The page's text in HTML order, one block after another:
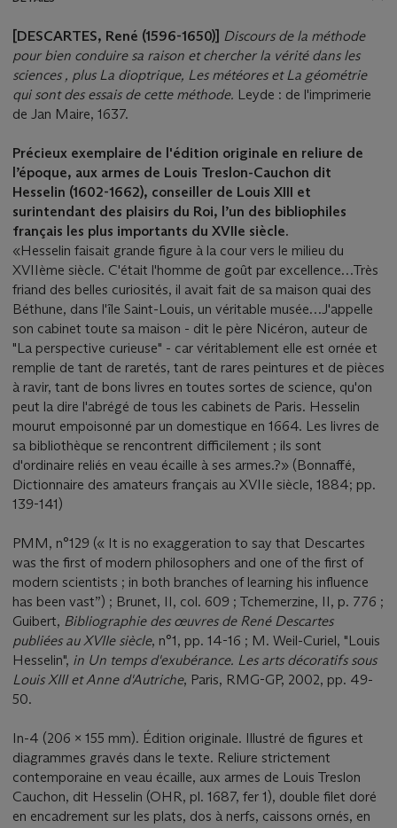
[DESCARTES, René (1596-1650)] Discours de la méthode
pour bien conduire sa raison et chercher la vérité dans les
sciences , plus La dioptrique, Les météores et La géométrie
qui sont des essais de cette méthode. Leyde : de l'imprimerie
de Jan Maire, 1637.
Précieux exemplaire de l'édition originale en reliure de
l’époque, aux armes de Louis Treslon-Cauchon dit
Hesselin (1602-1662), conseiller de Louis XIII et
surintendant des plaisirs du Roi, l’un des bibliophiles
français les plus importants du XVIIe siècle.
«Hesselin faisait grande figure à la cour vers le milieu du
XVIIème siècle. C'était l'homme de goût par excellence…Très
friand des belles curiosités, il avait fait de sa maison quai des
Béthune, dans l'île Saint-Louis, un véritable musée…J'appelle
son cabinet toute sa maison - dit le père Nicéron, auteur de
"La perspective curieuse" - car véritablement elle est ornée et
remplie de tant de raretés, tant de rares peintures et de pièces
à ravir, tant de bons livres en toutes sortes de science, qu'on
peut la dire l'abrégé de tous les cabinets de Paris. Hesselin
mourut empoisonné par un domestique en 1664. Les livres de
sa bibliothèque se rencontrent difficilement ; ils sont
d'ordinaire reliés en veau écaille à ses armes.?» (Bonnaffé,
Dictionnaire des amateurs français au XVIIe siècle, 1884; pp.
139-141)
PMM, n°129 (« It is no exaggeration to say that Descartes
was the first of modern philosophers and one of the first of
modern scientists ; in both branches of learning his influence
has been vast”) ; Brunet, II, col. 609 ; Tchemerzine, II, p. 776 ;
Guibert, Bibliographie des œuvres de René Descartes
publiées au XVIIe siècle, n°1, pp. 14-16 ; M. Weil-Curiel, "Louis
Hesselin", in Un temps d'exubérance. Les arts décoratifs sous
Louis XIII et Anne d'Autriche, Paris, RMG-GP, 2002, pp. 49-
50.
In-4 (206 x 155 mm). Édition originale. Illustré de figures et
diagrammes gravés dans le texte. Reliure strictement
contemporaine en veau écaille, aux armes de Louis Treslon
Cauchon, dit Hesselin (OHR, pl. 1687, fer 1), double filet doré
en encadrement sur les plats, dos à nerfs, caissons ornés, en